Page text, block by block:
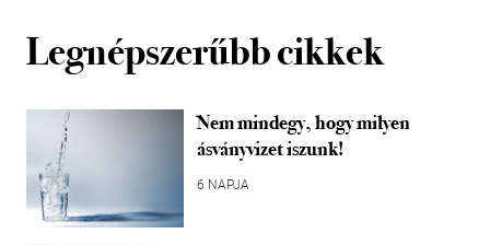
Legnépszerűbb cikkek
Nem mindegy, hogy milyen
ásványvizet iszunk!
6 NAPJA